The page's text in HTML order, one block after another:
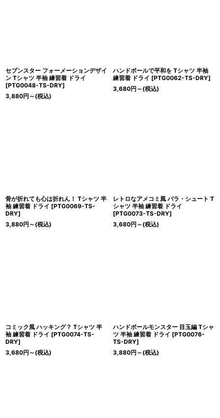
セブンスター フォーメーションデザイ
ン Tシャツ 半袖 練習着 ドライ
[PTG0048-TS-DRY]
3,880円 ～ (税込)
ハンドボールで平和を Tシャツ 半袖
練習着 ドライ [PTG0062-TS-DRY]
3,680円 ～ (税込)
骨が折れても心は折れん！ Tシャツ 半
袖 練習着 ドライ [PTG0069-TS-
DRY]
3,880円 ～ (税込)
レトロなアメコミ風 パラ・シュート T
シャツ 半袖 練習着 ドライ
[PTG0073-TS-DRY]
3,680円 ～ (税込)
コミック風 ハッキング？ Tシャツ 半
袖 練習着 ドライ [PTG0074-TS-
DRY]
3,680円 ～ (税込)
ハンドボールモンスター 目玉編 Tシャ
ツ 半袖 練習着 ドライ [PTG0076-
TS-DRY]
3,880円 ～ (税込)